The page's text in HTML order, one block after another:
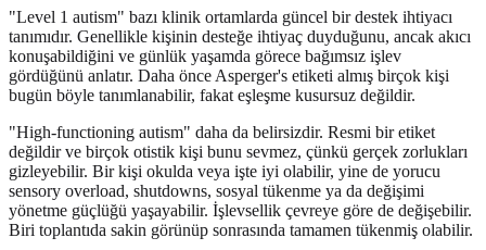
"Level 1 autism" bazı klinik ortamlarda güncel bir destek ihtiyacı
tanımıdır. Genellikle kişinin desteğe ihtiyaç duyduğunu, ancak akıcı
konuşabildiğini ve günlük yaşamda görece bağımsız işlev
gördüğünü anlatır. Daha önce Asperger's etiketi almış birçok kişi
bugün böyle tanımlanabilir, fakat eşleşme kusursuz değildir.
"High-functioning autism" daha da belirsizdir. Resmi bir etiket
değildir ve birçok otistik kişi bunu sevmez, çünkü gerçek zorlukları
gizleyebilir. Bir kişi okulda veya işte iyi olabilir, yine de yorucu
sensory overload, shutdowns, sosyal tükenme ya da değişimi
yönetme güçlüğü yaşayabilir. İşlevsellik çevreye göre de değişebilir.
Biri toplantıda sakin görünüp sonrasında tamamen tükenmiş olabilir.